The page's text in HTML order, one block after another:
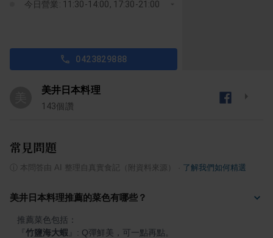
今日營業: 11:30-14:00, 17:30-21:00
0423829888
美井日本料理
143個讚
常見問題
本問答由 AI 整理自真實食記（附資料來源） 了解我們如何精選
美井日本料理推薦的菜色有哪些？
竹鹽海大蝦